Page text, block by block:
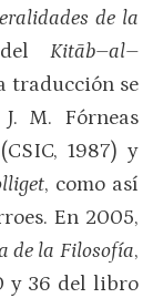
de la
Kitāb–al–
traducción se
M. Fórneas
1987) y
, como así
En 2005,
de la Filosofía,
y 36 del libro